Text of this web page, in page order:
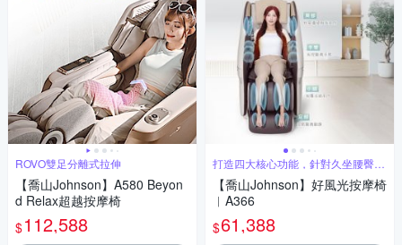
ROVO雙足分離式拉伸
【喬山Johnson】A580 Beyon
d Relax超越按摩椅
$112,588
打造四大核心功能，針對久坐腰臀深
層拉伸
【喬山Johnson】好風光按摩椅
︱A366
$61,388